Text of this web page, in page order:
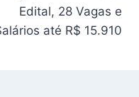
Edital, 28 Vagas e
até R$ 15.910